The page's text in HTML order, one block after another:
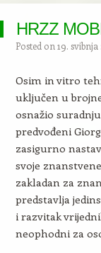
HRZZ
Posted on 19. svibnja
Osim in vitro
uključen u
osnažio
predvođeni
zasigurno
svoje
zakladan za
predstavlja
i razvitak
neophodni za